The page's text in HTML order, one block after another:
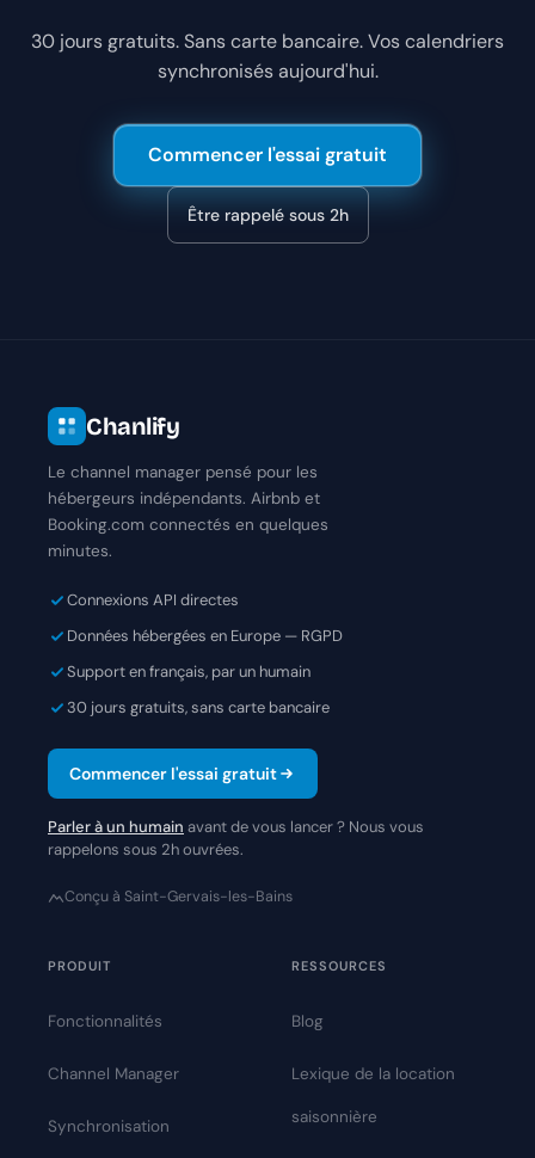
30 jours gratuits. Sans carte bancaire. Vos calendriers
synchronisés aujourd'hui.
Commencer l'essai gratuit
Être rappelé sous 2h
Chanlify
Le channel manager pensé pour les
hébergeurs indépendants. Airbnb et
Booking.com connectés en quelques
minutes.
Connexions API directes
Données hébergées en Europe — RGPD
Support en français, par un humain
30 jours gratuits, sans carte bancaire
Commencer l'essai gratuit
Parler à un humain avant de vous lancer ? Nous vous
rappelons sous 2h ouvrées.
Conçu à Saint-Gervais-les-Bains
PRODUIT
Fonctionnalités
Channel Manager
Synchronisation
RESSOURCES
Blog
Lexique de la location
saisonnière